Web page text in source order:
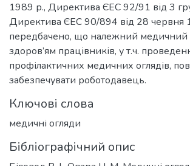
1989 р., Директива ЄЕС 92/91 від 3
Директива ЄЕС 90/894 від 28 червня
передбачено, що належний медичний
здоров’ям працівників, у т.ч.
профілактичних медичних оглядів,
забезпечувати роботодавець.
Ключові слова
медичні огляди
Бібліографічний опис